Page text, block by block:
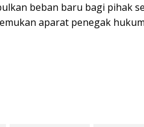
beban baru bagi pihak
aparat penegak hukum